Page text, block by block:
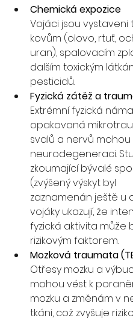
Chemická expozice
Vojáci jsou vystaveni
kovům (olovo, rtuť,
uran), spalovacím
dalším toxickým
pesticidů.
Fyzická zátěž a
Extrémní fyzická
opakovaná
svalů a nervů
neurodegeneraci.
zkoumající bývalé
(zvýšený výskyt byl
zaznamenán ještě u
vojáky ukazují, že
fyzická aktivita může
rizikovým faktorem.
Mozková traumata
Otřesy mozku a
mohou vést k
mozku a změnám v
tkáni, což zvyšuje riziko